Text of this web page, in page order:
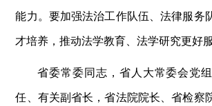
能力。要加强法治工作队伍、法律服务
才培养，推动法学教育、法学研究更好
省委常委同志，省人大常委会党
任、有关副省长，省法院院长、省检察